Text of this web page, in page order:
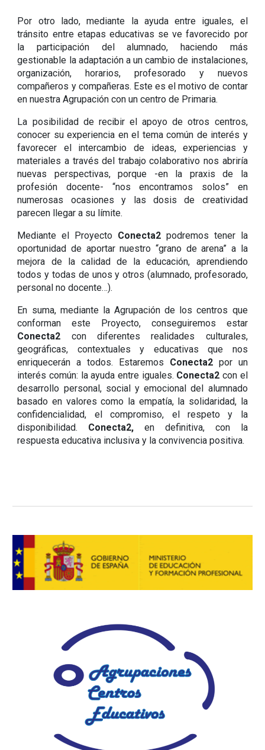
Por otro lado, mediante la ayuda entre iguales, el
tránsito entre etapas educativas se ve favorecido por
la participación del alumnado, haciendo más
gestionable la adaptación a un cambio de instalaciones,
organización, horarios, profesorado y nuevos
compañeros y compañeras. Este es el motivo de contar
en nuestra Agrupación con un centro de Primaria.
La posibilidad de recibir el apoyo de otros centros,
conocer su experiencia en el tema común de interés y
favorecer el intercambio de ideas, experiencias y
materiales a través del trabajo colaborativo nos abriría
nuevas perspectivas, porque -en la praxis de la
profesión docente- “nos encontramos solos” en
numerosas ocasiones y las dosis de creatividad
parecen llegar a su límite.
Mediante el Proyecto Conecta2 podremos tener la
oportunidad de aportar nuestro “grano de arena” a la
mejora de la calidad de la educación, aprendiendo
todos y todas de unos y otros (alumnado, profesorado,
personal no docente…).
En suma, mediante la Agrupación de los centros que
conforman este Proyecto, conseguiremos estar
Conecta2 con diferentes realidades culturales,
geográficas, contextuales y educativas que nos
enriquecerán a todos. Estaremos Conecta2por un
interés común: la ayuda entre iguales. Conecta2 con el
desarrollo personal, social y emocional del alumnado
basado en valores como la empatía, la solidaridad, la
confidencialidad, el compromiso, el respeto y la
disponibilidad. Conecta2, en definitiva, con la
respuesta educativa inclusiva y la convivencia positiva.